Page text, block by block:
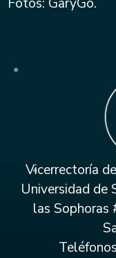
Fotos: GaryGo.
Vicerrectoría
Universidad de
las Sophoras